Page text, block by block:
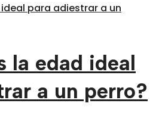
la edad ideal
a un perro?